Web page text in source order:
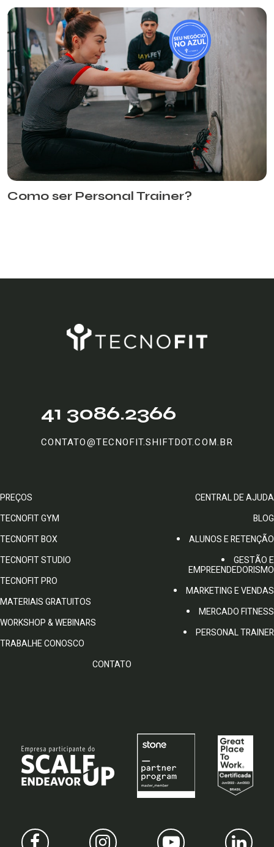
Como ser Personal Trainer?
41 3086.2366
CONTATO@TECNOFIT.SHIFTDOT.COM.BR
PREÇOS
TECNOFIT GYM
TECNOFIT BOX
TECNOFIT STUDIO
TECNOFIT PRO
MATERIAIS GRATUITOS
WORKSHOP & WEBINARS
TRABALHE CONOSCO
CONTATO
CENTRAL DE AJUDA
BLOG
ALUNOS E RETENÇÃO
GESTÃO E
EMPREENDEDORISMO
MARKETING E VENDAS
MERCADO FITNESS
PERSONAL TRAINER